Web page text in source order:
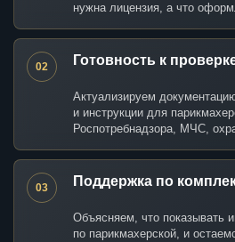
нужна лицензия, а что
02 Готовность к
Актуализируем
и инструкции для
Роспотребнадзора, МЧС,
03 Поддержка по
Объясняем, что показывать
по парикмахерской, и